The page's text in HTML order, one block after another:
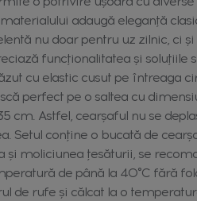
adaugă eleganță
nu doar pentru uz zilnic, ci
funcționalitatea și soluțiile
cu elastic cusut pe întreaga
perfect pe o saltea cu
cm. Astfel, cearșaful nu se
Setul conține o bucată de
și moliciunea țesăturii, se
de până la 40°C fără
de rufe și călcat la o